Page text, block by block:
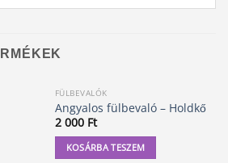
FÜLBEVALÓK
Angyalos fülbevaló – Holdkő
2 000 Ft
KOSÁRBA TESZEM